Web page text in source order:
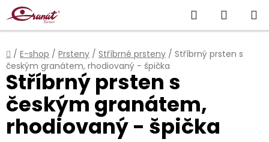
Přejít
na
obsah
Hledat
KOŠÍK
Domů
/ E-shop / Prsteny / Stříbrné prsteny / Stříbrný prsten s
českým granátem, rhodiovaný - špička
Stříbrný prsten s
českým granátem,
rhodiovaný - špička